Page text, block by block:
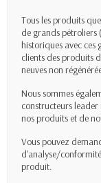
Tous les produits
de grands pétroliers
historiques avec ces
clients des produits
neuves non
Nous sommes
constructeurs
nos produits et de
Vous pouvez
d'analyse/
produit.